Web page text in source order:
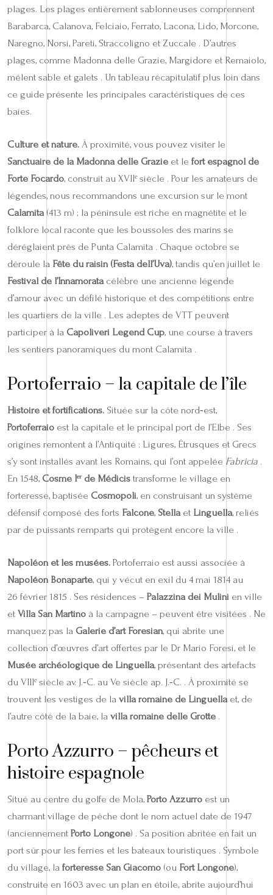
plages. Les plages entièrement sablonneuses comprennent
Barabarca, Calanova, Felciaio, Ferrato, Lacona, Lido, Morcone,
Naregno, Norsi, Pareti, Straccoligno et Zuccale . D’autres
plages, comme Madonna delle Grazie, Margidore et Remaiolo,
mêlent sable et galets . Un tableau récapitulatif plus loin dans
ce guide présente les principales caractéristiques de ces
baies.
Culture et nature. À proximité, vous pouvez visiter le
Sanctuaire de la Madonna delle Grazie et le fort espagnol de
Forte Focardo, construit au XVIIᵉ siècle . Pour les amateurs de
légendes, nous recommandons une excursion sur le mont
Calamita(413 m) ; la péninsule est riche en magnétite et le
folklore local raconte que les boussoles des marins se
déréglaient près de Punta Calamita . Chaque octobre se
déroule la Fête du raisin (Festa dell’Uva), tandis qu’en juillet le
Festival de l’Innamoratacélèbre une ancienne légende
d’amour avec un défilé historique et des compétitions entre
les quartiers de la ville . Les adeptes de VTT peuvent
participer à la Capoliveri Legend Cup, une course à travers
les sentiers panoramiques du mont Calamita .
Portoferraio – la capitale de l’île
Histoire et fortifications. Située sur la côte nord‑est,
Portoferraio est la capitale et le principal port de l’Elbe . Ses
origines remontent à l’Antiquité : Ligures, Étrusques et Grecs
s’y sont installés avant les Romains, qui l’ont appelée Fabricia .
En 1548, Cosme Iᵉʳ de Médicis transforme le village en
forteresse, baptisée Cosmopoli, en construisant un système
défensif composé des forts Falcone, Stellaet Linguella, reliés
par de puissants remparts qui protègent encore la ville .
Napoléon et les musées. Portoferraio est aussi associée à
Napoléon Bonaparte, qui y vécut en exil du 4 mai 1814 au
26 février 1815 . Ses résidences – Palazzina dei Mulini en ville
et Villa San Martino à la campagne – peuvent être visitées . Ne
manquez pas la Galerie d’art Foresian, qui abrite une
collection d’œuvres d’art offertes par le Dr Mario Foresi, et le
Musée archéologique de Linguella, présentant des artefacts
du VIIIᵉ siècle av. J.‑C. au Ve siècle ap. J.‑C. . À proximité se
trouvent les vestiges de la villa romaine de Linguellaet, de
l’autre côté de la baie, la villa romaine delle Grotte .
Porto Azzurro – pêcheurs et
histoire espagnole
Situé au centre du golfe de Mola, Porto Azzurro est un
charmant village de pêche dont le nom actuel date de 1947
(anciennement Porto Longone) . Sa position abritée en fait un
port sûr pour les ferries et les bateaux touristiques . Symbole
du village, la forteresse San Giacomo (ou Fort Longone),
construite en 1603 avec un plan en étoile, abrite aujourd’hui